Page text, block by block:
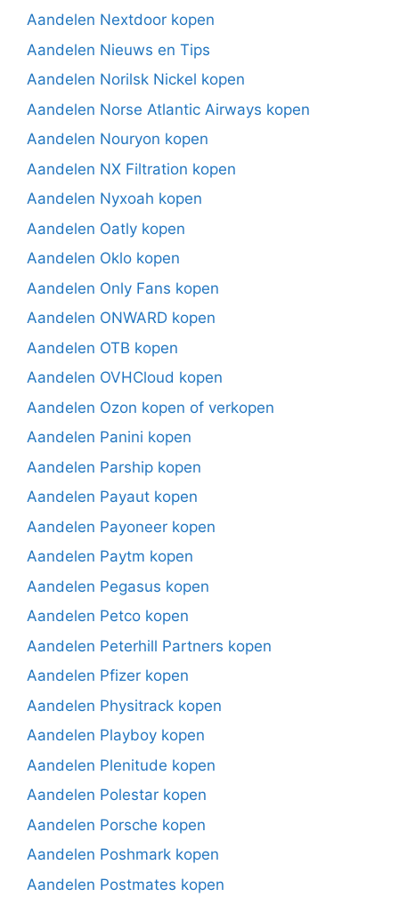
Aandelen Nextdoor kopen
Aandelen Nieuws en Tips
Aandelen Norilsk Nickel kopen
Aandelen Norse Atlantic Airways kopen
Aandelen Nouryon kopen
Aandelen NX Filtration kopen
Aandelen Nyxoah kopen
Aandelen Oatly kopen
Aandelen Oklo kopen
Aandelen Only Fans kopen
Aandelen ONWARD kopen
Aandelen OTB kopen
Aandelen OVHCloud kopen
Aandelen Ozon kopen of verkopen
Aandelen Panini kopen
Aandelen Parship kopen
Aandelen Payaut kopen
Aandelen Payoneer kopen
Aandelen Paytm kopen
Aandelen Pegasus kopen
Aandelen Petco kopen
Aandelen Peterhill Partners kopen
Aandelen Pfizer kopen
Aandelen Physitrack kopen
Aandelen Playboy kopen
Aandelen Plenitude kopen
Aandelen Polestar kopen
Aandelen Porsche kopen
Aandelen Poshmark kopen
Aandelen Postmates kopen